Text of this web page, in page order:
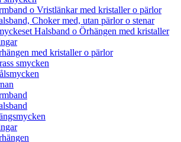
o Vristlänkar med kristaller o pärlor
Choker med, utan pärlor o stenar
Halsband o Örhängen med kristaller
med kristaller o pärlor
smycken